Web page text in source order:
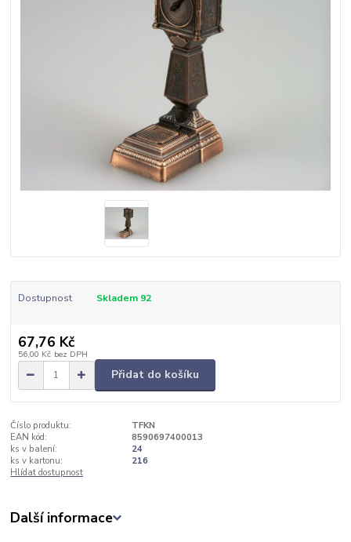
Dostupnost Skladem 92
67,76 Kč
56,00 Kč bez DPH
Přidat do košíku
Číslo produktu:
TFKN
EAN kód:
8590697400013
ks v balení:
24
ks v kartonu:
216
Hlídat dostupnost
Další informace